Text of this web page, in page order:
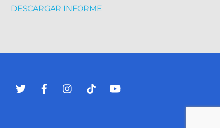
DESCARGAR INFORME